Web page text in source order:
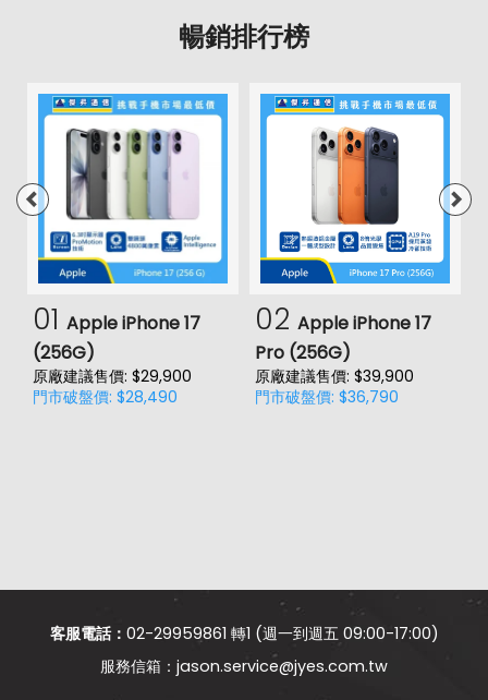
暢銷排行榜
01 Apple iPhone 17
(256G)
原廠建議售價: $29,900
門市破盤價: $28,490
02 Apple iPhone 17
Pro (256G)
原廠建議售價: $39,900
門市破盤價: $36,790
客服電話： 02-29959861 轉1 (週一到週五 09:00-17:00)
jason.service@jyes.com.tw